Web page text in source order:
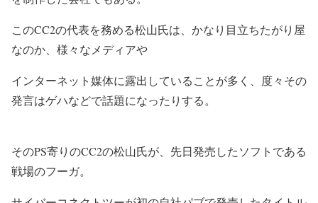
このCC2の代表を務める松山氏は、かなり目立ちたがり屋
なのか、様々なメディアや
インターネット媒体に露出していることが多く、度々その
発言はゲハなどで話題になったりする。
そのPS寄りのCC2の松山氏が、先日発売したソフトである
戦場のフーガ。